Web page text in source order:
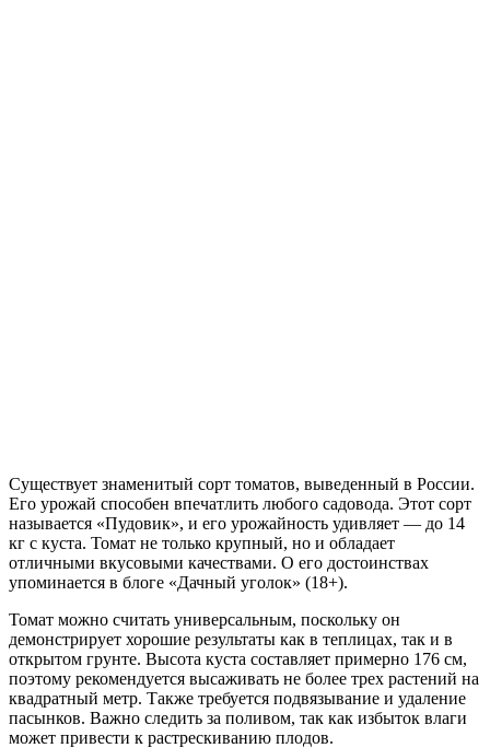
Существует знаменитый сорт томатов, выведенный в России.
Его урожай способен впечатлить любого садовода. Этот сорт
называется «Пудовик», и его урожайность удивляет — до 14
кг с куста. Томат не только крупный, но и обладает
отличными вкусовыми качествами. О его достоинствах
упоминается в блоге «Дачный уголок» (18+).
Томат можно считать универсальным, поскольку он
демонстрирует хорошие результаты как в теплицах, так и в
открытом грунте. Высота куста составляет примерно 176 см,
поэтому рекомендуется высаживать не более трех растений на
квадратный метр. Также требуется подвязывание и удаление
пасынков. Важно следить за поливом, так как избыток влаги
может привести к растрескиванию плодов.